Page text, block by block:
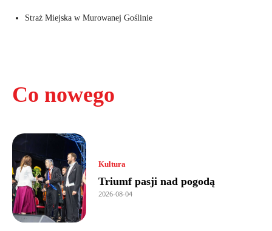
Co nowego
Kultura
Triumf pasji nad pogodą
2026-08-04
Straż Miejska w Murowanej Goślinie